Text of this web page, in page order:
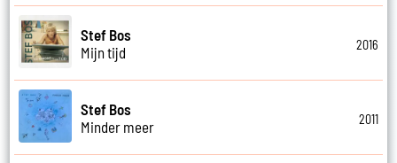
Stef Bos
Mijn tijd
2016
Stef Bos
Minder meer
2011